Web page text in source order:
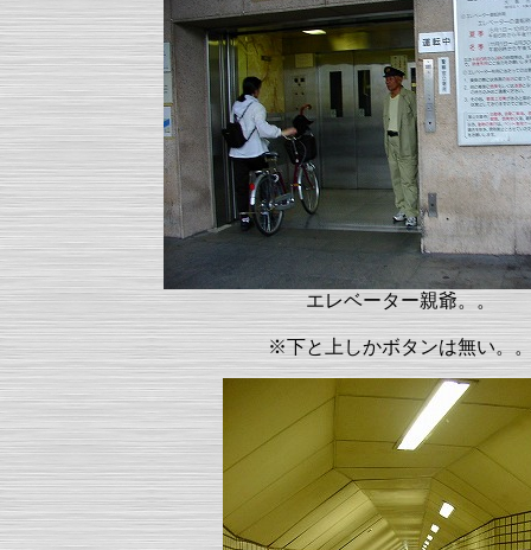
エレベーター親爺。。
※下と上しかボタンは無い。